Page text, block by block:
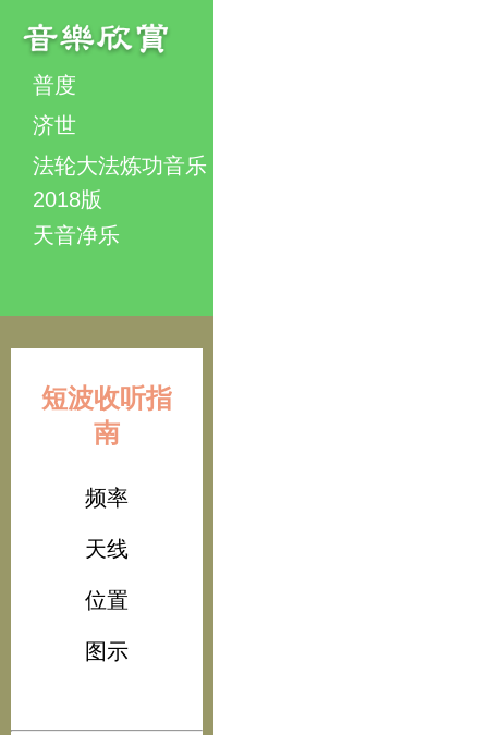
普度
济世
法轮大法炼功音乐
2018版
天音净乐
短波收听指
南
频率
天线
位置
图示